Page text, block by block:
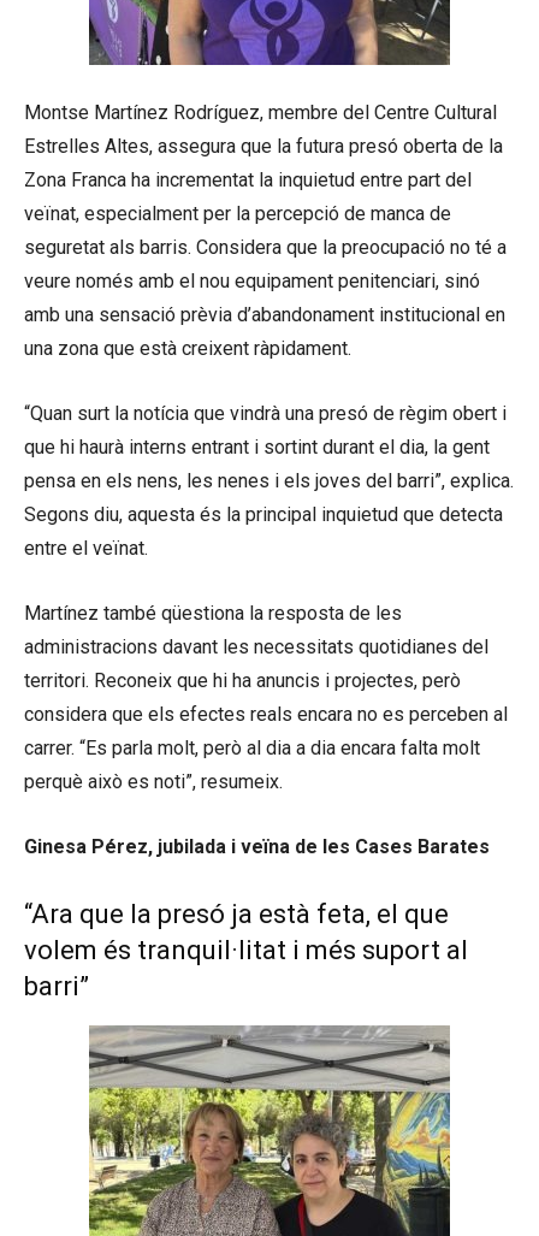
Montse Martínez Rodríguez, membre del Centre Cultural
Estrelles Altes, assegura que la futura presó oberta de la
Zona Franca ha incrementat la inquietud entre part del
veïnat, especialment per la percepció de manca de
seguretat als barris. Considera que la preocupació no té a
veure només amb el nou equipament penitenciari, sinó
amb una sensació prèvia d’abandonament institucional en
una zona que està creixent ràpidament.
“Quan surt la notícia que vindrà una presó de règim obert i
que hi haurà interns entrant i sortint durant el dia, la gent
pensa en els nens, les nenes i els joves del barri”, explica.
Segons diu, aquesta és la principal inquietud que detecta
entre el veïnat.
Martínez també qüestiona la resposta de les
administracions davant les necessitats quotidianes del
territori. Reconeix que hi ha anuncis i projectes, però
considera que els efectes reals encara no es perceben al
carrer. “Es parla molt, però al dia a dia encara falta molt
perquè això es noti”, resumeix.
Ginesa Pérez, jubilada i veïna de les Cases Barates
“Ara que la presó ja està feta, el que
volem és tranquil·litat i més suport al
barri”